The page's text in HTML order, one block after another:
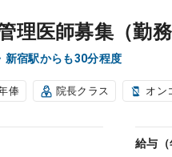
理医師募集（勤
宿駅からも30分程度
俸 院長クラス オン
給与（